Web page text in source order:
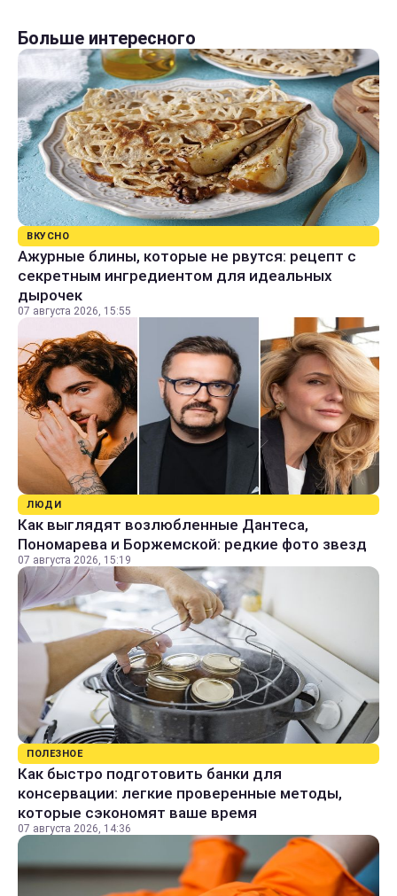
Больше интересного
ВКУСНО
Ажурные блины, которые не рвутся: рецепт с
секретным ингредиентом для идеальных
дырочек
07 августа 2026, 15:55
ЛЮДИ
Как выглядят возлюбленные Дантеса,
Пономарева и Боржемской: редкие фото звезд
07 августа 2026, 15:19
ПОЛЕЗНОЕ
Как быстро подготовить банки для
консервации: легкие проверенные методы,
которые сэкономят ваше время
07 августа 2026, 14:36